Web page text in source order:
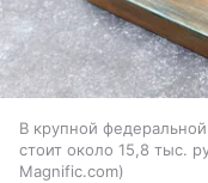
В крупной
стоит около 15,8 тыс.
Magnific.com